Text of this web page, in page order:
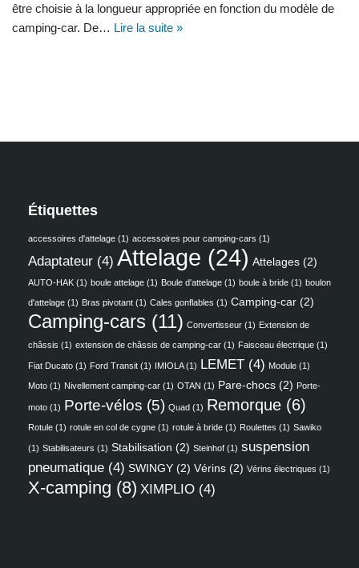
être choisie à la longueur appropriée en fonction du modèle de
camping-car. De… Lire la suite »
Étiquettes
accessoires d'attelage (1) accessoires pour camping-cars (1)
Adaptateur (4) Attelage (24) Attelages (2)
AUTO-HAK (1) boule attelage (1) Boule d'attelage (1) boule à bride (1) boulon
d'attelage (1) Bras pivotant (1) Cales gonflables (1) Camping-car (2)
Camping-cars (11) Convertisseur (1) Extension de
châssis (1) extension de châssis de camping-car (1) Faisceau électrique (1)
Fiat Ducato (1) Ford Transit (1) IMIOLA(1) LEMET (4) Module (1)
Moto (1) Nivellement camping-car (1) OTAN (1) Pare-chocs (2) Porte-
moto (1) Porte-vélos (5) Quad (1) Remorque (6)
Rotule (1) rotule en col de cygne (1) rotule à bride (1) Roulettes (1) Sawiko
(1) Stabilisateurs (1) Stabilisation (2) Steinhof (1) suspension
pneumatique (4) SWINGY (2) Vérins (2) Vérins électriques (1)
X-camping (8) XIMPLIO (4)